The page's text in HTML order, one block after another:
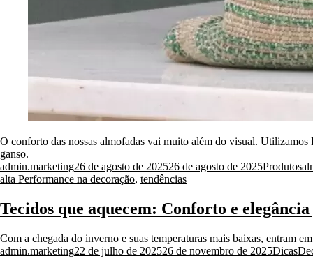
O conforto das nossas almofadas vai muito além do visual.
ganso.
Posted
by
admin.marketing26 de agosto de 202526 de agosto de 2025Posted
Produtos
alta Performance na decoração, tendências
Tecidos que aquecem: Conforto e
Com a chegada do inverno e suas temperaturas mais baixas, entram
Posted
admin.marketing22 de julho de 202526 de novembro de 2025Posted
Dicas